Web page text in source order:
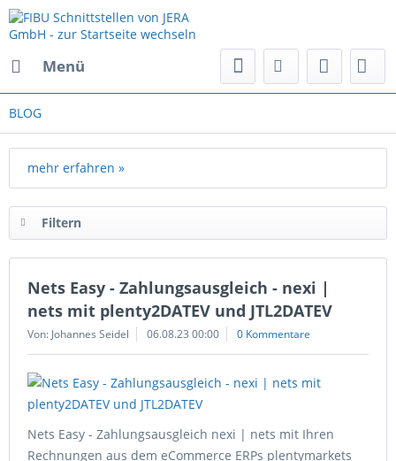
Menü
BLOG
mehr erfahren »
Filtern
Nets Easy - Zahlungsausgleich - nexi |
nets mit plenty2DATEV und JTL2DATEV
Von: Johannes Seidel 06.08.23 00:00 0 Kommentare
Nets Easy - Zahlungsausgleich nexi | nets mit Ihren
Rechnungen aus dem eCommerce ERPs plentymarkets